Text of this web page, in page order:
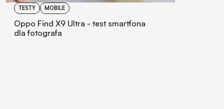
TESTY MOBILE
Oppo Find X9 Ultra - test smartfona
dla fotografa